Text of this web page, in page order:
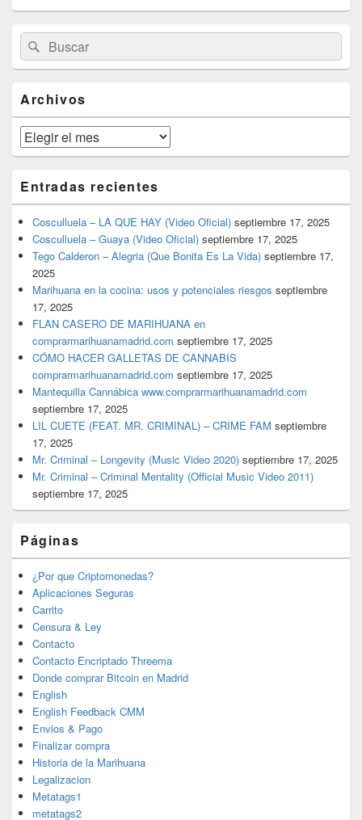
área
de
widget
lateral
primaria
Buscar
por:
Buscar
Archivos
Archivos
Entradas recientes
Cosculluela – LA QUE HAY (Video Oficial) septiembre 17, 2025
Cosculluela – Guaya (Video Oficial) septiembre 17, 2025
Tego Calderon – Alegria (Que Bonita Es La Vida) septiembre 17,
2025
Marihuana en la cocina: usos y potenciales riesgos septiembre
17, 2025
FLAN CASERO DE MARIHUANA en
comprarmarihuanamadrid.com septiembre 17, 2025
CÓMO HACER GALLETAS DE CANNABIS
comprarmarihuanamadrid.com septiembre 17, 2025
Mantequilla Cannábica www.comprarmarihuanamadrid.com
septiembre 17, 2025
LIL CUETE (FEAT. MR. CRIMINAL) – CRIME FAM septiembre
17, 2025
Mr. Criminal – Longevity (Music Video 2020) septiembre 17, 2025
Mr. Criminal – Criminal Mentality (Official Music Video 2011)
septiembre 17, 2025
Páginas
¿Por que Criptomonedas?
Aplicaciones Seguras
Carrito
Censura & Ley
Contacto
Contacto Encriptado Threema
Donde comprar Bitcoin en Madrid
English
English Feedback CMM
Envios & Pago
Finalizar compra
Historia de la Marihuana
Legalizacion
Metatags1
metatags2